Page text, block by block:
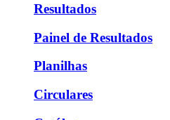
Resultados
Painel de Resultados
Planilhas
Circulares